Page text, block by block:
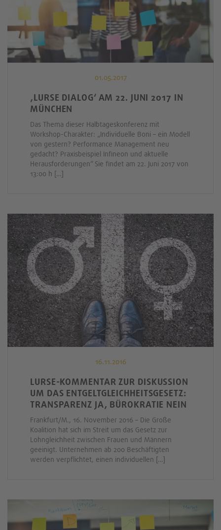
01.05.2017
‚LURSE DIALOG‘ AM 22. JUNI 2017 IN
MÜNCHEN
Das Thema dieser Halbtageskonferenz mit
Workshop-Charakter: „Individuelle Boni – ein Modell
von gestern? Performance Management neu
gedacht? Praxisbeispiel Infineon und aktuelle
Herausforderungen“ Sie findet am 22. Juni 2017 von
13:00 h […]
16.11.2016
LURSE-KOMMENTAR ZUR DISKUSSION
UM DAS ENTGELTGLEICHHEITSGESETZ:
TRANSPARENZ JA, BÜROKRATIE NEIN
Frankfurt/M., 16. November 2016 – Die Große
Koalition hat sich im Streit um das Gesetz zur
Lohngleichheit zwischen Frauen und Männern
geeinigt. Unternehmen ab 200 Beschäftigten
werden verpflichtet, einen individuellen […]